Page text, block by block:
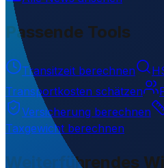
Passende Tools
Transitzeit berechnen
Transportkosten schätzen
Versicherung berechnen
Taxgewicht berechnen
Weiterführendes